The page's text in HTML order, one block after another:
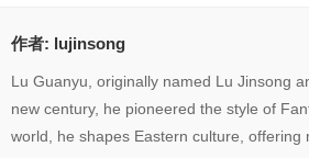
作者: lujinsong
Lu Guanyu, originally named Lu Jinsong
new century, he pioneered the style of
world, he shapes Eastern culture,